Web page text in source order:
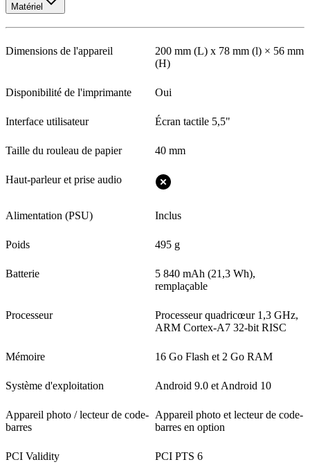
Matériel
Dimensions de l'appareil
200 mm (L) x 78 mm (l) × 56 mm
(H)
Disponibilité de l'imprimante Oui
Interface utilisateur Écran tactile 5,5"
Taille du rouleau de papier 40 mm
Haut-parleur et prise audio
Alimentation (PSU) Inclus
Poids 495 g
Batterie
5 840 mAh (21,3 Wh),
remplaçable
Processeur
Processeur quadricœur 1,3 GHz,
ARM Cortex-A7 32-bit RISC
Mémoire 16 Go Flash et 2 Go RAM
Système d'exploitation Android 9.0 et Android 10
Appareil photo / lecteur de code-
barres
Appareil photo et lecteur de code-
barres en option
PCI Validity PCI PTS 6